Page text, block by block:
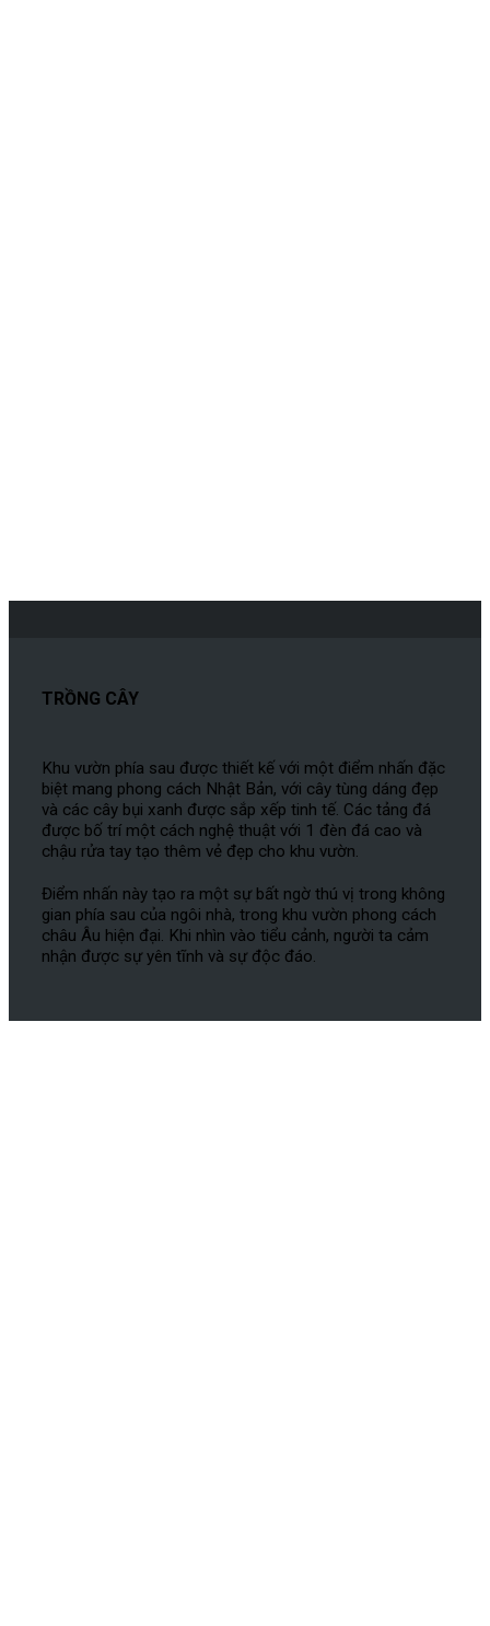
TRỒNG CÂY
Khu vườn phía sau được thiết kế với một điểm nhấn đặc
biệt mang phong cách Nhật Bản, với cây tùng dáng đẹp
và các cây bụi xanh được sắp xếp tinh tế. Các tảng đá
được bố trí một cách nghệ thuật với 1 đèn đá cao và
chậu rửa tay tạo thêm vẻ đẹp cho khu vườn.
Điểm nhấn này tạo ra một sự bất ngờ thú vị trong không
gian phía sau của ngôi nhà, trong khu vườn phong cách
châu Âu hiện đại. Khi nhìn vào tiểu cảnh, người ta cảm
nhận được sự yên tĩnh và sự độc đáo.